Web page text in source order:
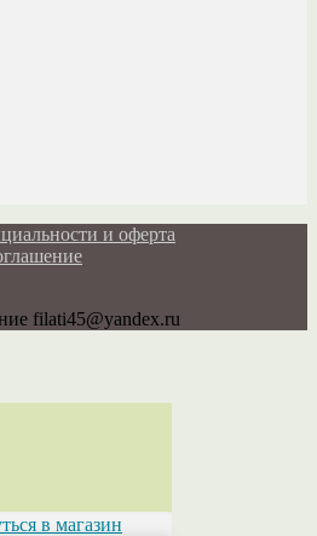
и оферта
filati45@yandex.ru
в магазин